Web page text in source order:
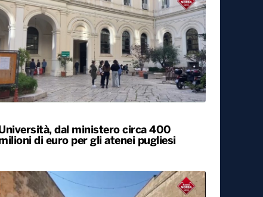
dal ministero circa 400
di euro per gli atenei pugliesi